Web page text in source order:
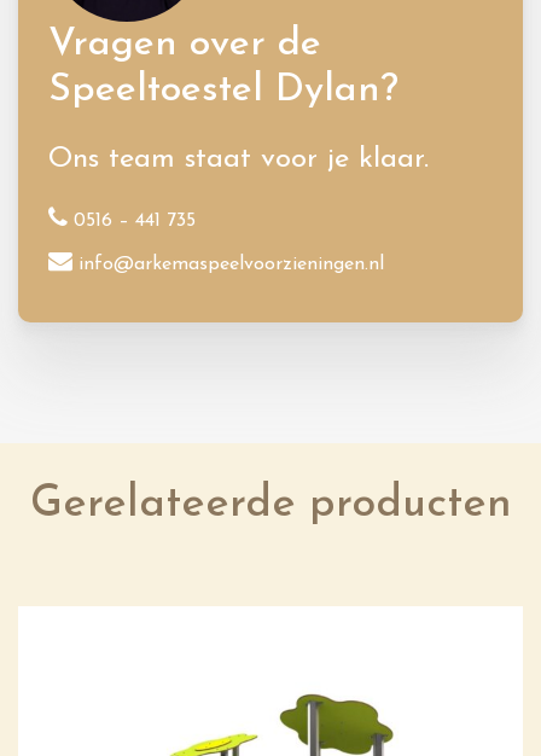
Vragen over de
Speeltoestel Dylan?
Ons team staat voor je klaar.
0516 – 441 735
info@arkemaspeelvoorzieningen.nl
Gerelateerde producten